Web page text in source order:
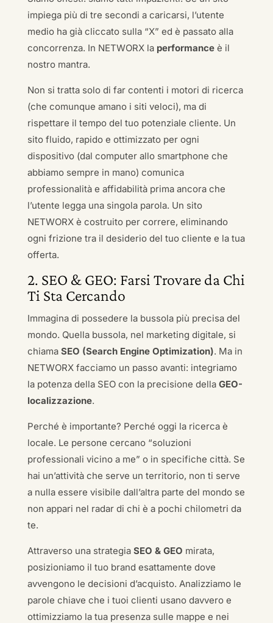
impiega più di tre secondi a caricarsi, l’utente
medio ha già cliccato sulla “X” ed è passato alla
concorrenza. In NETWORX la performanceè il
nostro mantra.
Non si tratta solo di far contenti i motori di ricerca
(che comunque amano i siti veloci), ma di
rispettare il tempo del tuo potenziale cliente. Un
sito fluido, rapido e ottimizzato per ogni
dispositivo (dal computer allo smartphone che
abbiamo sempre in mano) comunica
professionalità e affidabilità prima ancora che
l’utente legga una singola parola. Un sito
NETWORX è costruito per correre, eliminando
ogni frizione tra il desiderio del tuo cliente e la tua
offerta.
2. SEO & GEO: Farsi Trovare da Chi
Ti Sta Cercando
Immagina di possedere la bussola più precisa del
mondo. Quella bussola, nel marketing digitale, si
chiama SEO (Search Engine Optimization). Ma in
NETWORX facciamo un passo avanti: integriamo
la potenza della SEO con la precisione della GEO-
localizzazione.
Perché è importante? Perché oggi la ricerca è
locale. Le persone cercano “soluzioni
professionali vicino a me” o in specifiche città. Se
hai un’attività che serve un territorio, non ti serve
a nulla essere visibile dall’altra parte del mondo se
non appari nel radar di chi è a pochi chilometri da
te.
Attraverso una strategia SEO & GEO mirata,
posizioniamo il tuo brand esattamente dove
avvengono le decisioni d’acquisto. Analizziamo le
parole chiave che i tuoi clienti usano davvero e
ottimizziamo la tua presenza sulle mappe e nei